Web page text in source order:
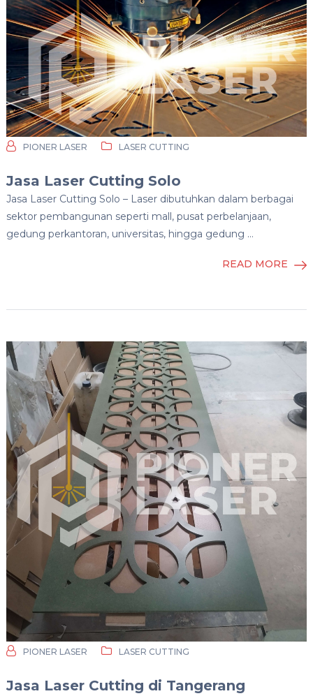
PIONER LASER LASER CUTTING
Jasa Laser Cutting Solo
Jasa Laser Cutting Solo – Laser dibutuhkan dalam berbagai
sektor pembangunan seperti mall, pusat perbelanjaan,
gedung perkantoran, universitas, hingga gedung …
READ MORE
PIONER LASER LASER CUTTING
Jasa Laser Cutting di Tangerang